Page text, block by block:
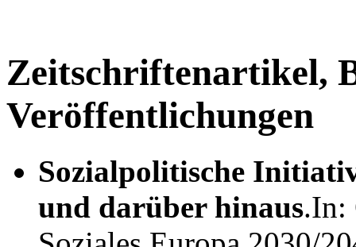
Zeitschriftenartikel,
Veröffentlichungen
Sozialpolitische
und darüber hinaus.In: